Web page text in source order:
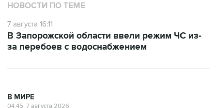
НОВОСТИ ПО ТЕМЕ
7 августа 16:11
В Запорожской области ввели режим ЧС из-
за перебоев с водоснабжением
В МИРЕ
04:45, 7 августа 2026